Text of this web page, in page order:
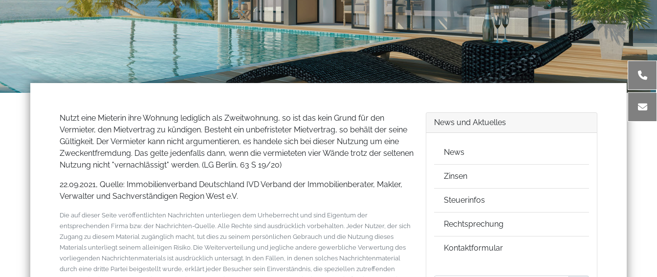
Nutzt eine Mieterin ihre Wohnung lediglich als Zweitwohnung, so ist das kein Grund für den
Vermieter, den Mietvertrag zu kündigen. Besteht ein unbefristeter Mietvertrag, so behält der seine
Gültigkeit. Der Vermieter kann nicht argumentieren, es handele sich bei dieser Nutzung um eine
Zweckentfremdung. Das gelte jedenfalls dann, wenn die vermieteten vier Wände trotz der seltenen
Nutzung nicht "vernachlässigt" werden. (LG Berlin, 63 S 19/20)
22.09.2021, Quelle: Immobilienverband Deutschland IVD Verband der Immobilienberater, Makler,
Verwalter und Sachverständigen Region West e.V.
Die auf dieser Seite veröffentlichten Nachrichten unterliegen dem Urheberrecht und sind Eigentum der
entsprechenden Firma bzw. der Nachrichten-Quelle. Alle Rechte sind ausdrücklich vorbehalten. Jeder Nutzer, der sich
Zugang zu diesem Material zugänglich macht, tut dies zu seinem persönlichen Gebrauch und die Nutzung dieses
Materials unterliegt seinem alleinigen Risiko. Die Weiterverteilung und jegliche andere gewerbliche Verwertung des
vorliegenden Nachrichtenmaterials ist ausdrücklich untersagt. In den Fällen, in denen solches Nachrichtenmaterial
durch eine dritte Partei beigestellt wurde, erklärt jeder Besucher sein Einverständnis, die speziellen zutreffenden
News und Aktuelles
News
Zinsen
Steuerinfos
Rechtsprechung
Kontaktformular